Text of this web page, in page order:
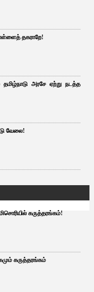
தகராறே!
அரசே ஏற்று நடத்த
வேலை!
கருத்தரங்கம்!
கருத்தரங்கம்